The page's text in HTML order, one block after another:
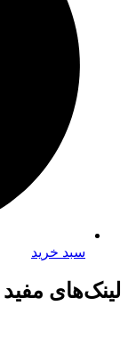
سبد خرید
لینک‌های مفید